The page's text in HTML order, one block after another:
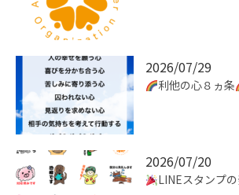
2026/07/29
利他の心８ヵ条
2026/07/20
LINEスタンプ